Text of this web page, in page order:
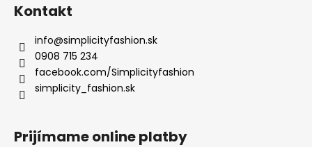
Kontakt
info@simplicityfashion.sk
0908 715 234
facebook.com/Simplicityfashion
simplicity_fashion.sk
Prijímame online platby